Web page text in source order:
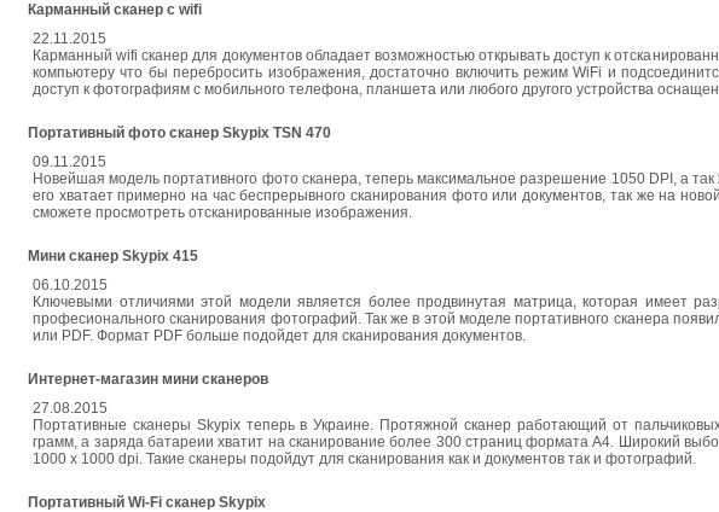
Карманный сканер с wifi
22.11.2015
Карманный wifi сканер для документов обладает возможностью открывать доступ к
компьютеру что бы перебросить изображения, достаточно включить режим WiFi и
доступ к фотографиям с мобильного телефона, планшета или любого другого устройства
Портативный фото сканер Skypix TSN 470
09.11.2015
Новейшая модель портативного фото сканера, теперь максимальное разрешение 1050 DPI, а
его хватает примерно на час беспрерывного сканирования фото или документов, так же на
сможете просмотреть отсканированные изображения.
Мини сканер Skypix 415
06.10.2015
Ключевыми отличиями этой модели является более продвинутая матрица, которая имеет
професионального сканирования фотографий. Так же в этой моделе портативного сканера
или PDF. Формат PDF больше подойдет для сканирования документов.
Интернет-магазин мини сканеров
27.08.2015
Портативные сканеры Skypix теперь в Украине. Протяжной сканер работающий от
грамм, а заряда батареии хватит на сканирование более 300 страниц формата А4. Широкий
1000 х 1000 dpi. Такие сканеры подойдут для сканирования как и документов так и фотографий.
Портативный Wi-Fi сканер Skypix